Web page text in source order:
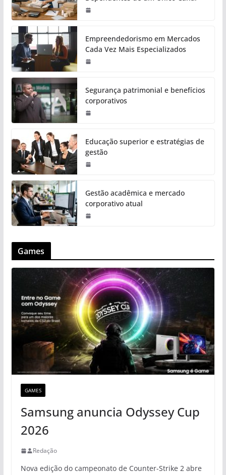
Empreendedorismo em Mercados
Cada Vez Mais Especializados
Segurança patrimonial e benefícios
corporativos
Educação superior e estratégias de
gestão
Gestão acadêmica e mercado
corporativo atual
Games
GAMES
Samsung anuncia Odyssey Cup
2026
Redação
Nova edição do campeonato de Counter-Strike 2 abre